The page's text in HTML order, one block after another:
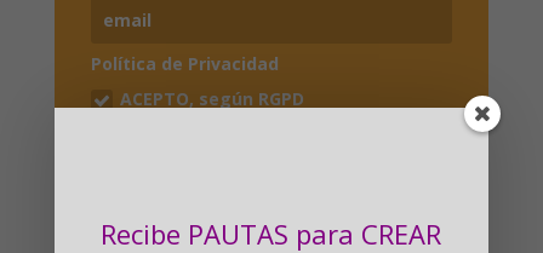
Política de Privacidad
ACEPTO, según RGPD
Recibe PAUTAS para CREAR